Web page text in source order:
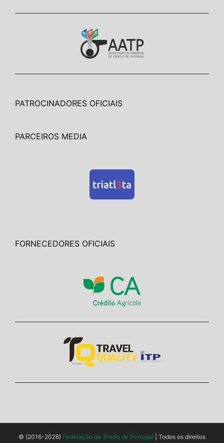
PATROCINADORES OFICIAIS
PARCEIROS MEDIA
FORNECEDORES OFICIAIS
© (2016-2026) Federação de Triatlo de Portugal | Todos os direitos